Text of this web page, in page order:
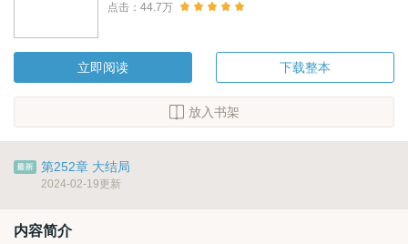
点击：44.7万
立即阅读 下载整本
放入书架
第252章 大结局
2024-02-19更新
内容简介